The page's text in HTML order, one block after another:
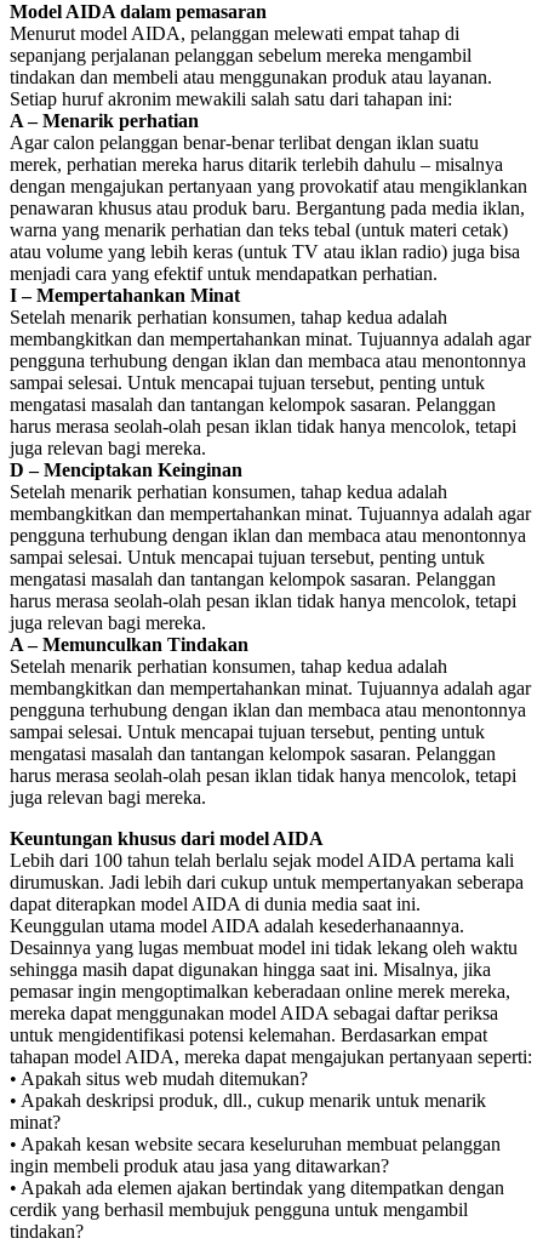
Model AIDA dalam pemasaran
Menurut model AIDA, pelanggan melewati empat tahap di
sepanjang perjalanan pelanggan sebelum mereka mengambil
tindakan dan membeli atau menggunakan produk atau layanan.
Setiap huruf akronim mewakili salah satu dari tahapan ini:
A – Menarik perhatian
Agar calon pelanggan benar-benar terlibat dengan iklan suatu
merek, perhatian mereka harus ditarik terlebih dahulu – misalnya
dengan mengajukan pertanyaan yang provokatif atau mengiklankan
penawaran khusus atau produk baru. Bergantung pada media iklan,
warna yang menarik perhatian dan teks tebal (untuk materi cetak)
atau volume yang lebih keras (untuk TV atau iklan radio) juga bisa
menjadi cara yang efektif untuk mendapatkan perhatian.
I – Mempertahankan Minat
Setelah menarik perhatian konsumen, tahap kedua adalah
membangkitkan dan mempertahankan minat. Tujuannya adalah agar
pengguna terhubung dengan iklan dan membaca atau menontonnya
sampai selesai. Untuk mencapai tujuan tersebut, penting untuk
mengatasi masalah dan tantangan kelompok sasaran. Pelanggan
harus merasa seolah-olah pesan iklan tidak hanya mencolok, tetapi
juga relevan bagi mereka.
D – Menciptakan Keinginan
Setelah menarik perhatian konsumen, tahap kedua adalah
membangkitkan dan mempertahankan minat. Tujuannya adalah agar
pengguna terhubung dengan iklan dan membaca atau menontonnya
sampai selesai. Untuk mencapai tujuan tersebut, penting untuk
mengatasi masalah dan tantangan kelompok sasaran. Pelanggan
harus merasa seolah-olah pesan iklan tidak hanya mencolok, tetapi
juga relevan bagi mereka.
A – Memunculkan Tindakan
Setelah menarik perhatian konsumen, tahap kedua adalah
membangkitkan dan mempertahankan minat. Tujuannya adalah agar
pengguna terhubung dengan iklan dan membaca atau menontonnya
sampai selesai. Untuk mencapai tujuan tersebut, penting untuk
mengatasi masalah dan tantangan kelompok sasaran. Pelanggan
harus merasa seolah-olah pesan iklan tidak hanya mencolok, tetapi
juga relevan bagi mereka.
Keuntungan khusus dari model AIDA
Lebih dari 100 tahun telah berlalu sejak model AIDA pertama kali
dirumuskan. Jadi lebih dari cukup untuk mempertanyakan seberapa
dapat diterapkan model AIDA di dunia media saat ini.
Keunggulan utama model AIDA adalah kesederhanaannya.
Desainnya yang lugas membuat model ini tidak lekang oleh waktu
sehingga masih dapat digunakan hingga saat ini. Misalnya, jika
pemasar ingin mengoptimalkan keberadaan online merek mereka,
mereka dapat menggunakan model AIDA sebagai daftar periksa
untuk mengidentifikasi potensi kelemahan. Berdasarkan empat
tahapan model AIDA, mereka dapat mengajukan pertanyaan seperti:
• Apakah situs web mudah ditemukan?
• Apakah deskripsi produk, dll., cukup menarik untuk menarik
minat?
• Apakah kesan website secara keseluruhan membuat pelanggan
ingin membeli produk atau jasa yang ditawarkan?
• Apakah ada elemen ajakan bertindak yang ditempatkan dengan
cerdik yang berhasil membujuk pengguna untuk mengambil
tindakan?